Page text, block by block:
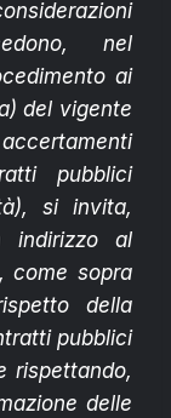
nel
ai
del vigente
pubblici
si invita,
indirizzo al
come sopra
della
pubblici
rispettando,
delle